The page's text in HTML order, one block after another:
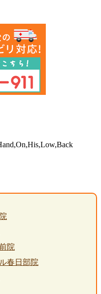
院
春日部院